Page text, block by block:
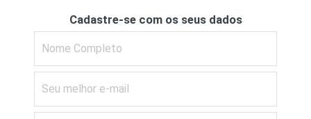
Cadastre-se com os seus dados